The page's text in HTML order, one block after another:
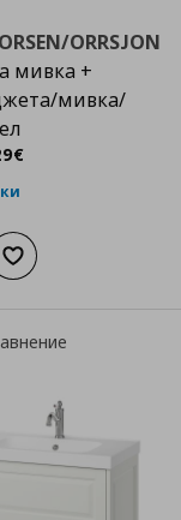
ORRSJON
мивка +
мивка/
€
в кошницата
Добави към